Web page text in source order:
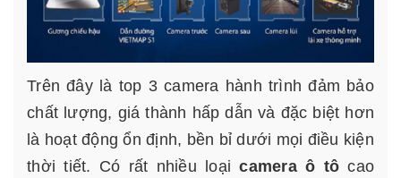
Trên đây là top 3 camera hành trình đảm bảo
chất lượng, giá thành hấp dẫn và đặc biệt hơn
là hoạt động ổn định, bền bỉ dưới mọi điều kiện
thời tiết. Có rất nhiều loạicamera ô tô cao